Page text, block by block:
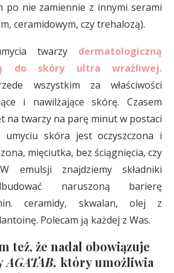
po nie zamiennie z innymi serami
ceramidowym, czy trehalozą).
twarzy dermatologiczną
do skóry ultra wrażliwej.
wszystkim za właściwości
i nawilżające skórę. Czasem
na twarzy na parę minut w postaci
umyciu skóra jest oczyszczona i
mięciutka, bez ściągnięcia, czy
emulsji znajdziemy składniki
naruszoną barierę
ceramidy, skwalan, olej z
Polecam ją każdej z Was.
też, że nadal obowiązuje
AGATAB, który umożliwia